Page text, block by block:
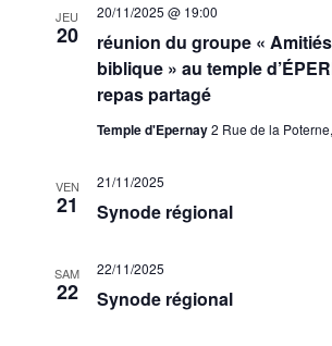
JEU
20
réunion du groupe «
biblique » au temple
repas partagé
20/11/2025 @ 19:00
Temple d'Epernay2 Rue de la
VEN
21 Synode régional
21/11/2025
SAM
22 Synode régional
22/11/2025